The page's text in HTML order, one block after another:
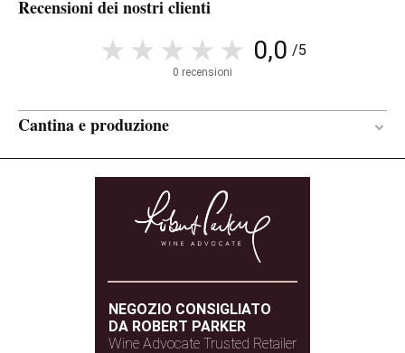
Recensioni dei nostri clienti
0,0 /5
0 recensioni
Cantina e produzione
FERMENTAZIONE
3 mesi
NEGOZIO CONSIGLIATO
DA ROBERT PARKER
Wine Advocate Trusted Retailer